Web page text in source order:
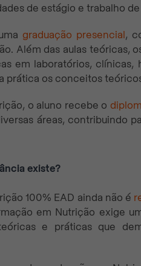
de estágio e trabalho
graduação presencial,
Além das aulas teóricas,
em laboratórios,
prática os conceitos
o aluno recebe o
áreas, contribuindo
existe?
100% EAD ainda não é
em Nutrição exige
e práticas que